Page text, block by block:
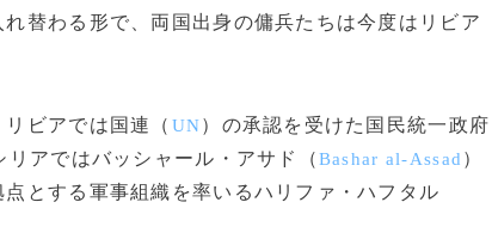
替わる形で、両国出身の傭兵たちは今度はリビア
ビアでは国連（ UN）の承認を受けた国民統一政府
アではバッシャール・アサド（Bashar al-Assad ）
とする軍事組織を率いるハリファ・ハフタル